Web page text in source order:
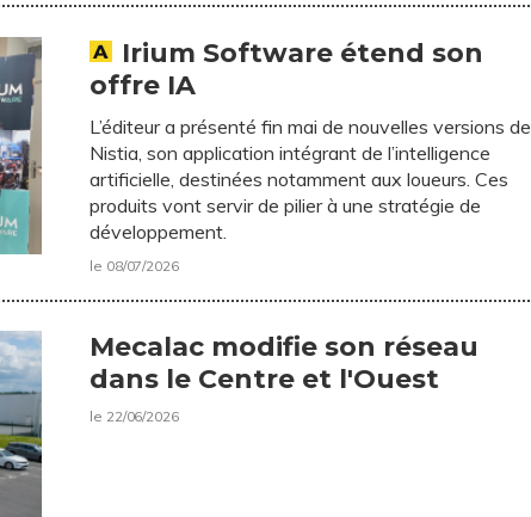
Irium Software étend son
offre IA
L’éditeur a présenté fin mai de nouvelles versions de
Nistia, son application intégrant de l’intelligence
artificielle, destinées notamment aux loueurs. Ces
produits vont servir de pilier à une stratégie de
développement.
le 08/07/2026
Mecalac modifie son réseau
dans le Centre et l'Ouest
le 22/06/2026